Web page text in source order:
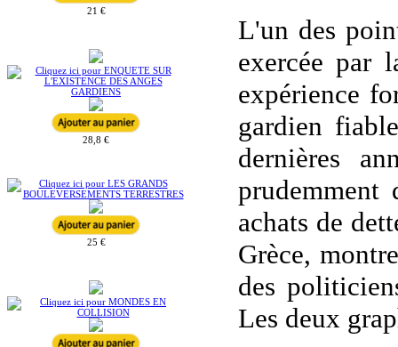
21 €
28,8 €
25 €
L'un des
exercée par
expérience
gardien
dernières
achats de
Grèce,
des
Les deux